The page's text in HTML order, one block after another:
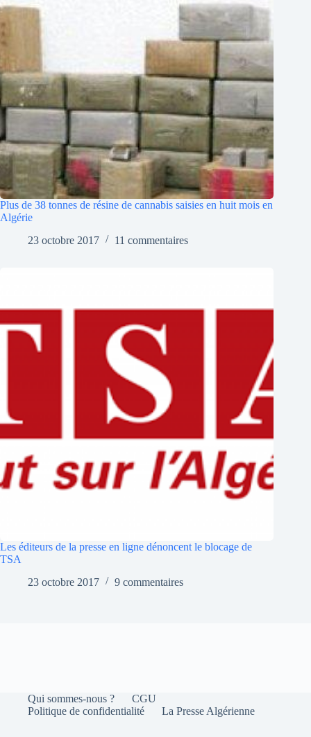
Plus de 38 tonnes de résine de cannabis saisies en huit mois en
Algérie
23 octobre 2017
11 commentaires
Les éditeurs de la presse en ligne dénoncent le blocage de
TSA
23 octobre 2017
9 commentaires
Qui sommes-nous ?
CGU
Politique de confidentialité
La Presse Algérienne